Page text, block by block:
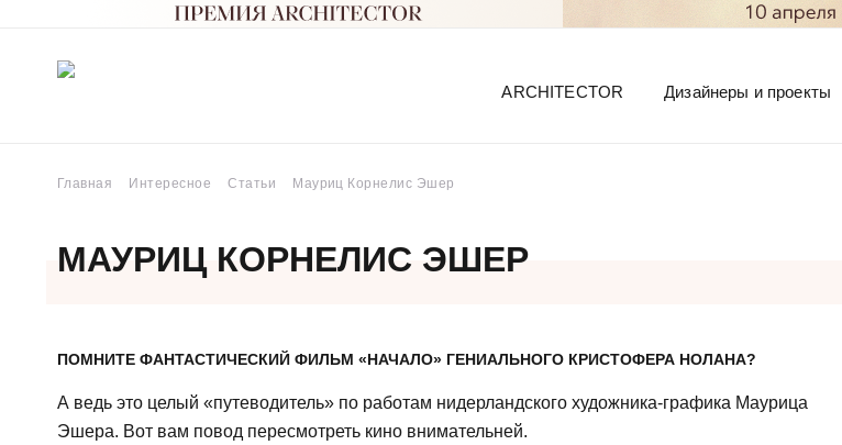
ARCHITECTOR Дизайнеры и проекты
Главная Интересное Статьи Мауриц Корнелис Эшер
МАУРИЦ КОРНЕЛИС ЭШЕР
ПОМНИТЕ ФАНТАСТИЧЕСКИЙ ФИЛЬМ «НАЧАЛО» ГЕНИАЛЬНОГО КРИСТОФЕРА НОЛАНА?
А ведь это целый «путеводитель» по работам нидерландского художника-графика Маурица
Эшера. Вот вам повод пересмотреть кино внимательней.